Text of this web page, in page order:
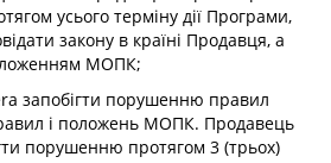
усього терміну дії Програми,
закону в країні Продавця, а
МОПК;
запобігти порушенню правил
і положень МОПК. Продавець
порушенню протягом 3 (трьох)